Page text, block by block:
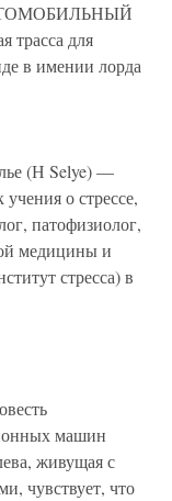
трасса для
в имении лорда
(Н Selye) —
о стрессе,
патофизиолог,
медицины и
стресса) в
машин
живущая с
чувствует, что